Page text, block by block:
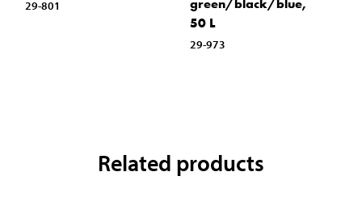
29-801
green/black/blue,
50 L
29-973
Related products